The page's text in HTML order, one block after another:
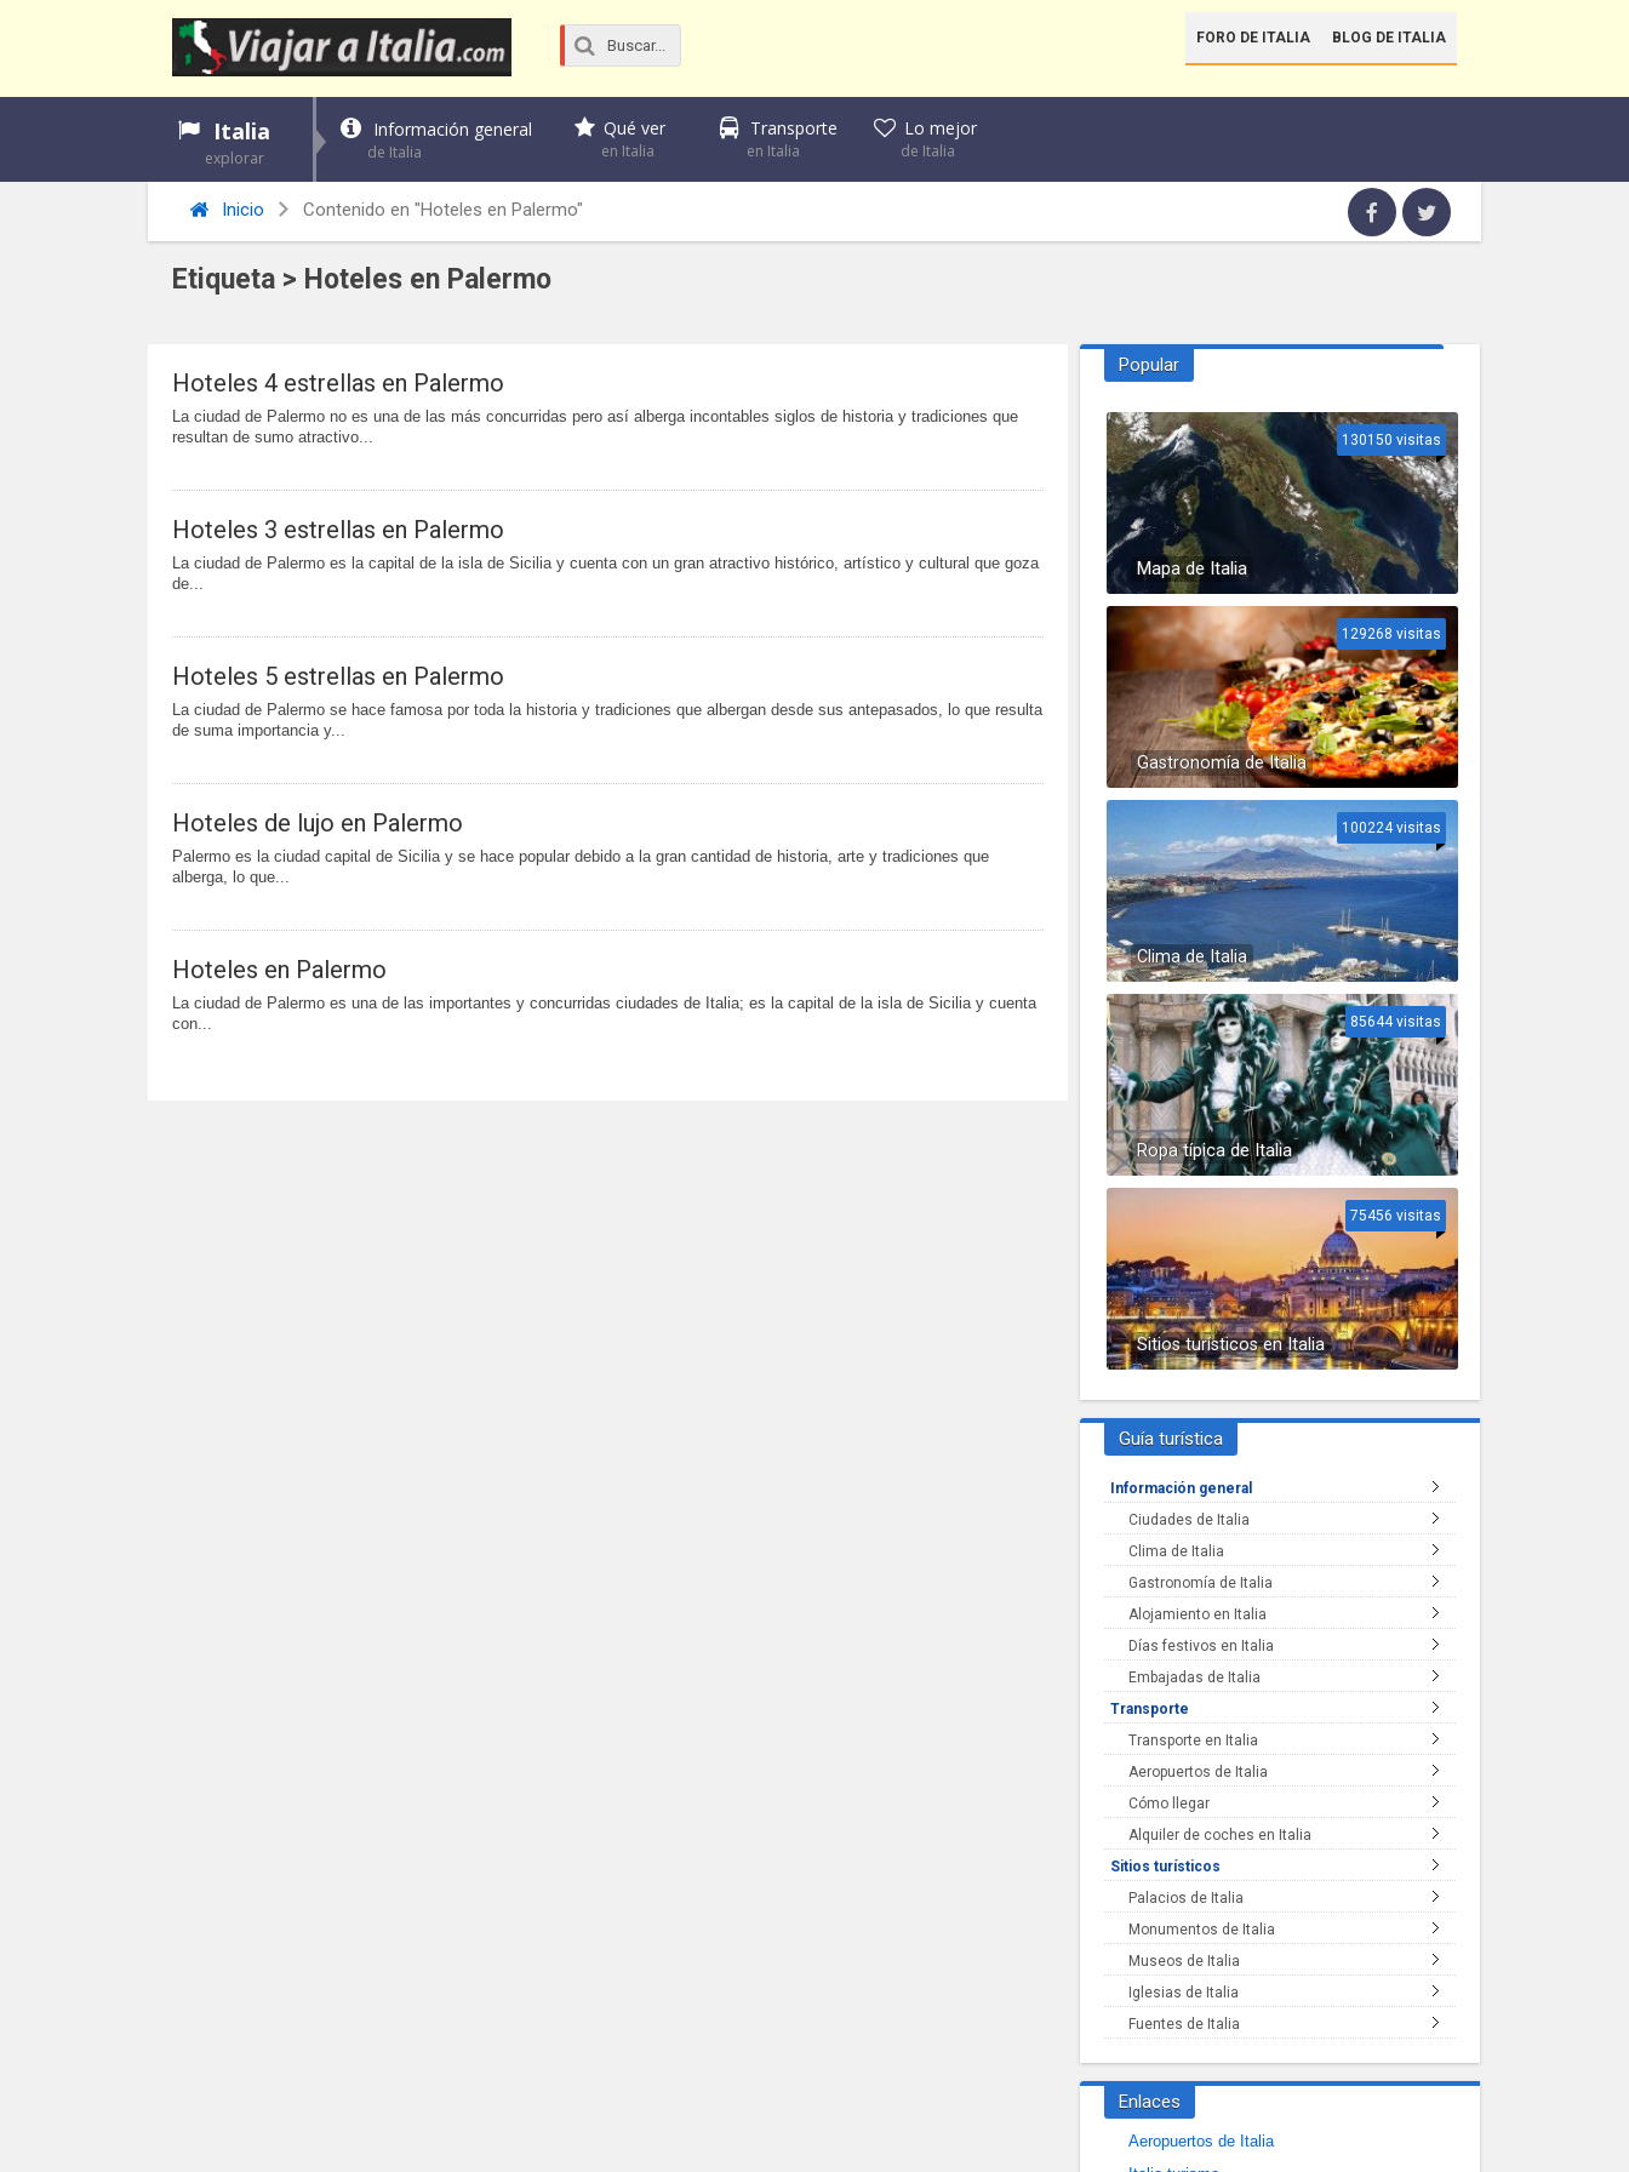
FORO DE ITALIA BLOG DE ITALIA
Italia
explorar
Información general
de Italia
Qué ver
en Italia
Transporte
en Italia
Lo mejor
de Italia
Inicio Contenido en "Hoteles en Palermo"
Etiqueta > Hoteles en Palermo
Hoteles 4 estrellas en Palermo
La ciudad de Palermo no es una de las más concurridas pero así alberga incontables siglos de historia y tradiciones que
resultan de sumo atractivo...
Hoteles 3 estrellas en Palermo
La ciudad de Palermo es la capital de la isla de Sicilia y cuenta con un gran atractivo histórico, artístico y cultural que goza
de...
Hoteles 5 estrellas en Palermo
La ciudad de Palermo se hace famosa por toda la historia y tradiciones que albergan desde sus antepasados, lo que resulta
de suma importancia y...
Hoteles de lujo en Palermo
Palermo es la ciudad capital de Sicilia y se hace popular debido a la gran cantidad de historia, arte y tradiciones que
alberga, lo que...
Hoteles en Palermo
La ciudad de Palermo es una de las importantes y concurridas ciudades de Italia; es la capital de la isla de Sicilia y cuenta
con...
Popular
Mapa de Italia
130150 visitas
Gastronomía de Italia
129268 visitas
Clima de Italia
100224 visitas
Ropa típica de Italia
85644 visitas
Sitios turísticos en Italia
75456 visitas
Guía turística
Información general
Ciudades de Italia
Clima de Italia
Gastronomía de Italia
Alojamiento en Italia
Días festivos en Italia
Embajadas de Italia
Transporte
Transporte en Italia
Aeropuertos de Italia
Cómo llegar
Alquiler de coches en Italia
Sitios turísticos
Palacios de Italia
Monumentos de Italia
Museos de Italia
Iglesias de Italia
Fuentes de Italia
Enlaces
Aeropuertos de Italia